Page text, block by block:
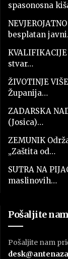
spasonosna
besplatan
stvar…
ŽIVOTINJE
Županija…
ZADARSKA
(Josica)…
ZEMUNIK
„Zaštita od…
SUTRA NA
maslinovih…
Pošaljite
Pošaljite nam